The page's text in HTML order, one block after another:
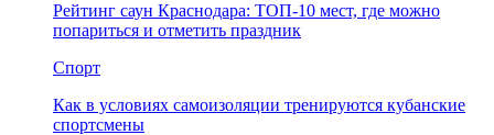
Рейтинг саун Краснодара: ТОП-10 мест, где можно
попариться и отметить праздник
Спорт
Как в условиях самоизоляции тренируются кубанские
спортсмены